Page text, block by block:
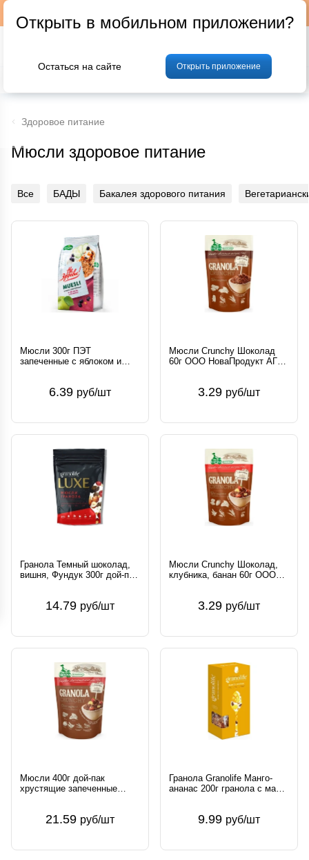
Фрукты и овощи Мясо Птица
Здоровое питание
Мюсли здоровое питание
Все БАДЫ Бакалея здорового питания
Мюсли 300г ПЭТ
запеченные с яблоком и
6.39 руб/шт
Мюсли Crunchy Шоколад
60г ООО НоваПродукт АГ
3.29 руб/шт
Гранола Темный шоколад,
вишня, Фундук 300г дой-пак
14.79 руб/шт
Мюсли Crunchy Шоколад,
клубника, банан 60г ООО
3.29 руб/шт
Мюсли 400г дой-пак
хрустящие запеченные
АГ Россия
21.59 руб/шт
Гранола Granolife Манго-
ананас 200г гранола с манго
9.99 руб/шт
Открыть в мобильном приложении?
Остаться на сайте Открыть приложение